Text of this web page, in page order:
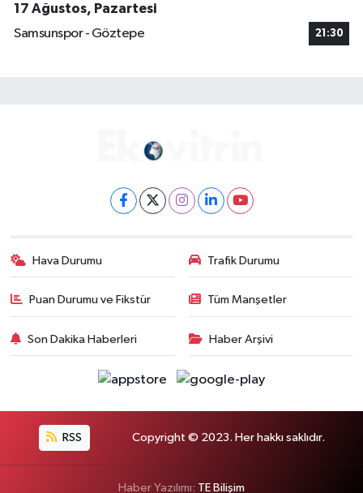
17 Ağustos, Pazartesi
Samsunspor - Göztepe
21:30
Hava Durumu Trafik Durumu
Puan Durumu ve Fikstür Tüm Manşetler
Son Dakika Haberleri Haber Arşivi
RSS Copyright © 2023. Her hakkı saklıdır.
Haber Yazılımı: TE Bilişim